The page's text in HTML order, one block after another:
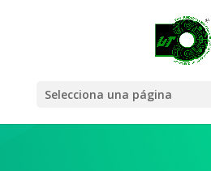
Selecciona una página